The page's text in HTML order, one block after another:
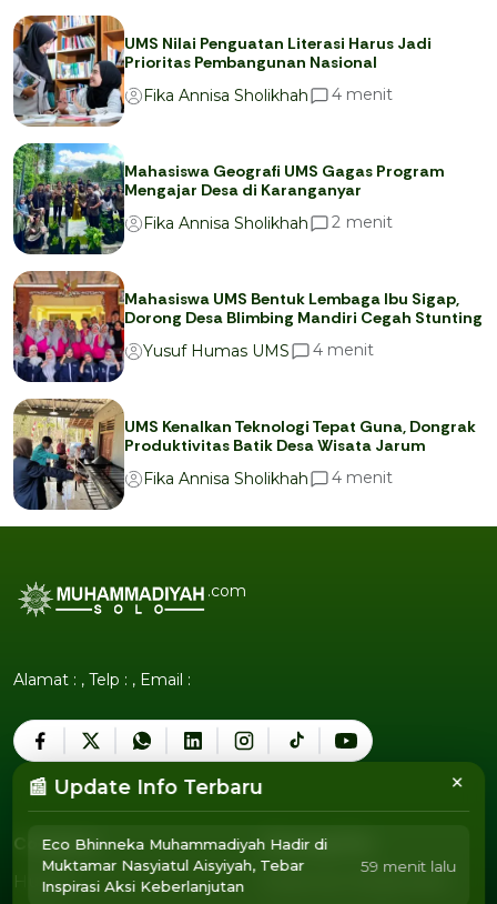
UMS Nilai Penguatan Literasi Harus Jadi
Prioritas Pembangunan Nasional
Fika Annisa Sholikhah
4 menit
Mahasiswa Geografi UMS Gagas Program
Mengajar Desa di Karanganyar
Fika Annisa Sholikhah
2 menit
Mahasiswa UMS Bentuk Lembaga Ibu Sigap,
Dorong Desa Blimbing Mandiri Cegah Stunting
Yusuf Humas UMS
4 menit
UMS Kenalkan Teknologi Tepat Guna, Dongrak
Produktivitas Batik Desa Wisata Jarum
Fika Annisa Sholikhah
4 menit
.com
Alamat : , Telp : , Email :
Company
Humor
Humor
Tentang Kita
📰 Update Info Terbaru
Eco Bhinneka Muhammadiyah Hadir di
Muktamar Nasyiatul Aisyiyah, Tebar
Inspirasi Aksi Keberlanjutan
59 menit lalu
×